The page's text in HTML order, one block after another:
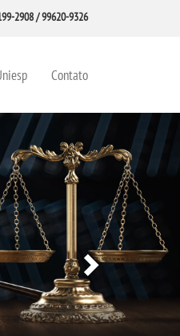
2908 / 99620-9326
Contato
Next